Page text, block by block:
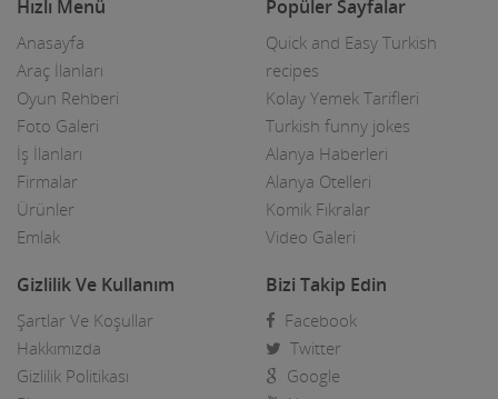
Otogaz
Otomotiv Bayileri
Oyuncak Mağazaları
Özel Eğitim Kurumları
Pastaneler, Dondurmacılar, Tatlıcılar
Pazar Yerleri
Perde Mefruşat Firmaları
Perde, Korniş Ustaları
Hızlı Menü
Anasayfa
Araç İlanları
Oyun Rehberi
Foto Galeri
İş İlanları
Firmalar
Ürünler
Emlak
Popüler Sayfalar
Quick and Easy Turkish
recipes
Kolay Yemek Tarifleri
Turkish funny jokes
Alanya Haberleri
Alanya Otelleri
Komik Fıkralar
Video Galeri
Gizlilik Ve Kullanım
Şartlar Ve Koşullar
Hakkımızda
Gizlilik Politikası
Bizi Takip Edin
Facebook
Twitter
Google